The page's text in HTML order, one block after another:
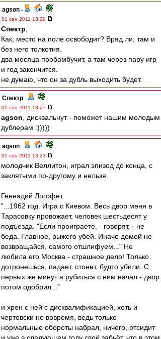
agson -
01 сен 2011 13:29
Спектр
Как, место на поле освободит? Вряд ли, там и
без него толкотня.
два месяца пробамбучит, а там через пару игр
и год закончится.
не думаю, что он за дубль выходить будет.
Спектр -
01 сен 2011 13:27
agson , дисквальнут - поможет нашим молодым
дублерам :)))))
agson -
01 сен 2011 13:23
молодчик Веллитон, играл эпизод до конца, с
заклятыми по-другому и нельзя.
Геннадий Логофет
"...1962 год. Игра с Киевом. Весь двор меня в
Тарасовку провожает, человек шестьдесят у
подъезда. "Если проиграете, - говорят, - не
беда. Главное, рыжего убей. Иначе домой не
возвращайся, самого отшлифуем..." Не
любила его Москва - страшное дело! Только
дотронешься, падает, стонет, будто убили. С
первых же минут я рубиться с ним начал - двор
потом одобрил..."
и хрен с ней с дисквалификацией, хоть и
чертовски не вовремя, ведь только
нормальные обороты набрал, ничего, отсидит